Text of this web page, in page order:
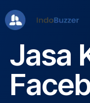
Lompat
konten
Jasa